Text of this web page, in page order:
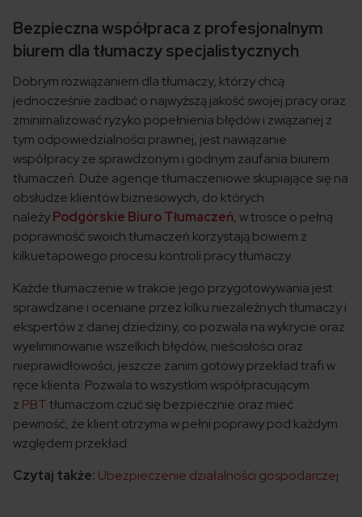
Bezpieczna współpraca z profesjonalnym
biurem dla tłumaczy specjalistycznych
Dobrym rozwiązaniem dla tłumaczy, którzy chcą
jednocześnie zadbać o najwyższą jakość swojej pracy oraz
zminimalizować ryzyko popełnienia błędów i związanej z
tym odpowiedzialności prawnej, jest nawiązanie
współpracy ze sprawdzonym i godnym zaufania biurem
tłumaczeń. Duże agencje tłumaczeniowe skupiające się na
obsłudze klientów biznesowych, do których
należyPodgórskie Biuro Tłumaczeń, w trosce o pełną
poprawność swoich tłumaczeń korzystają bowiem z
kilkuetapowego procesu kontroli pracy tłumaczy.
Każde tłumaczenie w trakcie jego przygotowywania jest
sprawdzane i oceniane przez kilku niezależnych tłumaczy i
ekspertów z danej dziedziny, co pozwala na wykrycie oraz
wyeliminowanie wszelkich błędów, nieścisłości oraz
nieprawidłowości, jeszcze zanim gotowy przekład trafi w
ręce klienta. Pozwala to wszystkim współpracującym
z PBTtłumaczom czuć się bezpiecznie oraz mieć
pewność, że klient otrzyma w pełni poprawy pod każdym
względem przekład.
Czytaj także: Ubezpieczenie działalności gospodarczej